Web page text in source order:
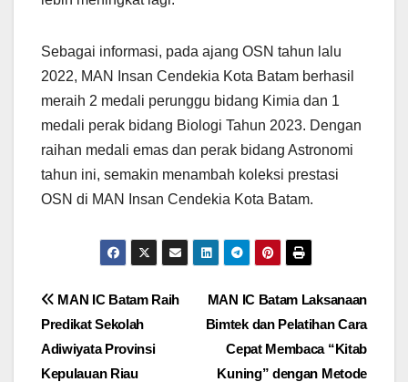
Sebagai informasi, pada ajang OSN tahun lalu
2022, MAN Insan Cendekia Kota Batam berhasil
meraih 2 medali perunggu bidang Kimia dan 1
medali perak bidang Biologi Tahun 2023. Dengan
raihan medali emas dan perak bidang Astronomi
tahun ini, semakin menambah koleksi prestasi
OSN di MAN Insan Cendekia Kota Batam.
Post
navigation
MAN IC Batam Laksanaan
Bimtek dan Pelatihan Cara
Cepat Membaca “Kitab
Kuning” dengan Metode
MAN IC Batam Raih
Predikat Sekolah
Adiwiyata Provinsi
Kepulauan Riau